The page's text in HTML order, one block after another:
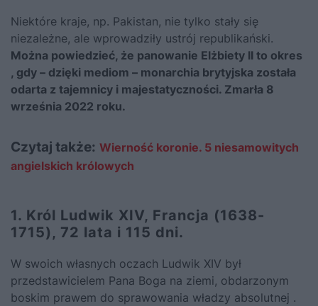
Niektóre kraje, np. Pakistan, nie tylko stały się
niezależne, ale wprowadziły ustrój republikański.
Można powiedzieć, że panowanie Elżbiety II to okres
, gdy – dzięki mediom – monarchia brytyjska została
odarta z tajemnicy i majestatyczności. Zmarła 8
września 2022 roku.
Czytaj także: Wierność koronie. 5 niesamowitych
angielskich królowych
1. Król Ludwik XIV, Francja (1638-
1715), 72 lata i 115 dni.
W swoich własnych oczach Ludwik XIV był
przedstawicielem Pana Boga na ziemi, obdarzonym
boskim prawem do sprawowania władzy absolutnej .